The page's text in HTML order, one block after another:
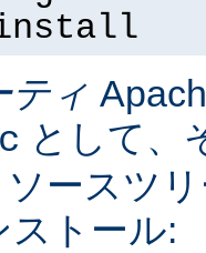
install
ティ
として、
ースツ
ストール: